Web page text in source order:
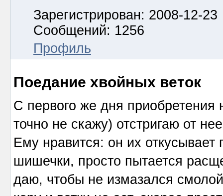
Зарегистрирован: 2008-12-23
Сообщений: 1256
Профиль
Поедание хвойных веток
С первого же дня приобретения
точно не скажу) отстригаю от
Ему нравится: он их откусывает
шишечки, просто пытается
даю, чтобы не измазался